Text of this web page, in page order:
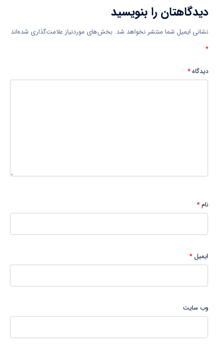
دیدگاهتان را بنویسید
نشانی ایمیل شما منتشر نخواهد شد. بخش‌های موردنیاز علامت‌گذاری شده‌اند
*
دیدگاه*
نام*
ایمیل*
وب‌ سایت